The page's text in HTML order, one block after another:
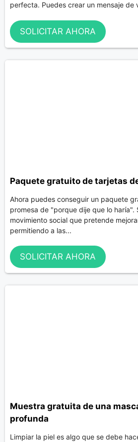
perfecta. Puedes crear un mensaje de
SOLICITAR AHORA
Paquete gratuito de tarjetas
Ahora puedes conseguir un paquete
promesa de "porque dije que lo haría".
movimiento social que pretende
permitiendo a las...
SOLICITAR AHORA
Muestra gratuita de una
profunda
Limpiar la piel es algo que se debe